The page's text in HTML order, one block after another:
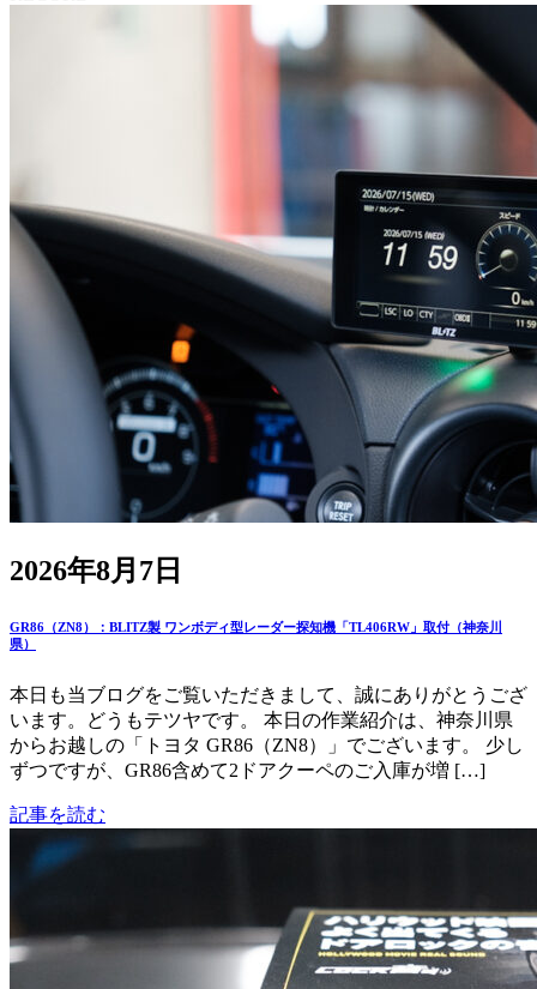
2026年8月7日
GR86（ZN8）：BLITZ製 ワンボディ型レーダー探知機「TL406RW」取付（神奈川
県）
本日も当ブログをご覧いただきまして、誠にありがとうござ
います。どうもテツヤです。 本日の作業紹介は、神奈川県
からお越しの「トヨタ GR86（ZN8）」でございます。 少し
ずつですが、GR86含めて2ドアクーペのご入庫が増 […]
記事を読む